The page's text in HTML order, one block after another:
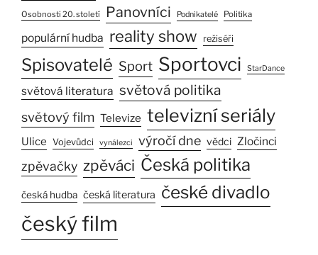
Osobnosti 20. století Panovníci Podnikatelé Politika
populární hudba reality show režiséři
Spisovatelé Sport Sportovci StarDance
světová literatura světová politika
světový film Televize televizní seriály
Ulice Vojevůdci vynálezci výročí dne vědci Zločinci
zpěvačky zpěváci Česká politika
česká hudba česká literatura české divadlo
český film